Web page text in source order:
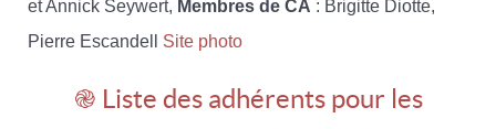
et Annick Seywert, Membres de CA : Brigitte Diotte,
Pierre Escandell Site photo
֎ Liste des adhérents pour les